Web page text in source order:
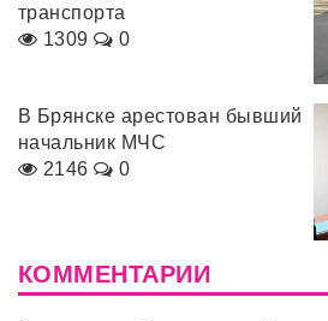
транспорта
1309
0
В Брянске арестован бывший
начальник МЧС
2146
0
КОММЕНТАРИИ